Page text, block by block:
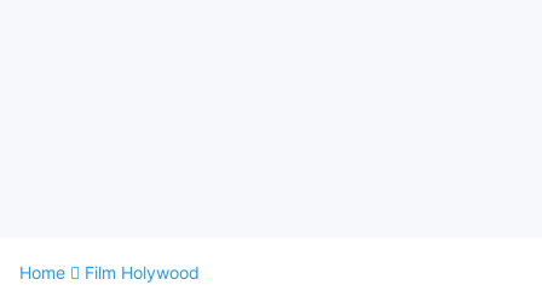
Home Film Holywood